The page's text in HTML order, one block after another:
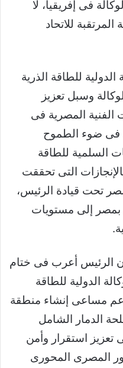
فى إفريقيا، لا
للاتحاد
للطاقة الذرية
وسبل تعزيز
الفنية المصرية فى
فى ضوء الطموح
السلمية للطاقة
التى تحققت
تحت قيادة الرئيس،
بمصر إلى مستويات
الرئيس أعرب فى ختام
الدولية للطاقة
مساعى إنشاء منطقة
الدمار الشامل
استقرار وأمن
المصرى المحورى